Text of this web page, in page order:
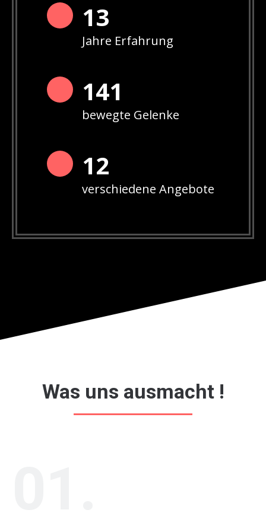
13
Jahre Erfahrung
142
bewegte Gelenke
12
verschiedene Angebote
Was uns ausmacht !